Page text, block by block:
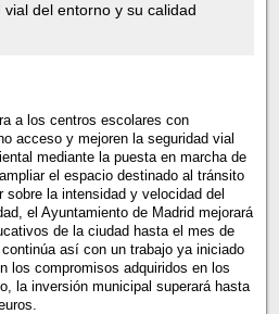
del entorno y su calidad
a los centros escolares con
acceso y mejoren la seguridad vial
mediante la puesta en marcha de
el espacio destinado al tránsito
la intensidad y velocidad del
el Ayuntamiento de Madrid mejorará
de la ciudad hasta el mes de
así con un trabajo ya iniciado
los compromisos adquiridos en los
la inversión municipal superará hasta